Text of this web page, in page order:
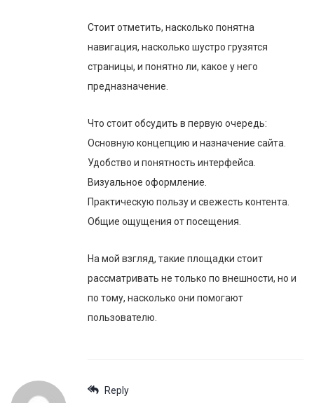
Стоит отметить, насколько понятна
навигация, насколько шустро грузятся
страницы, и понятно ли, какое у него
предназначение.
Что стоит обсудить в первую очередь:
Основную концепцию и назначение сайта.
Удобство и понятность интерфейса.
Визуальное оформление.
Практическую пользу и свежесть контента.
Общие ощущения от посещения.
На мой взгляд, такие площадки стоит
рассматривать не только по внешности, но и
по тому, насколько они помогают
пользователю.
Reply